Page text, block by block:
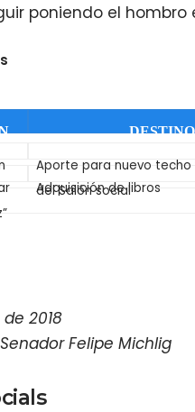
poniendo el
DESTINO
Aporte para nuevo techo
del Salón social
Adquisición de libros
2018
Felipe Michlig